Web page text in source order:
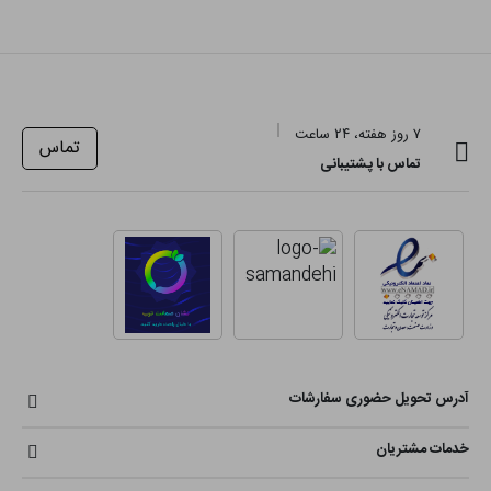
۷ روز هفته، ۲۴ ساعت
تماس با پشتیبانی
تماس
آدرس تحویل حضوری سفارشات
خدمات مشتریان